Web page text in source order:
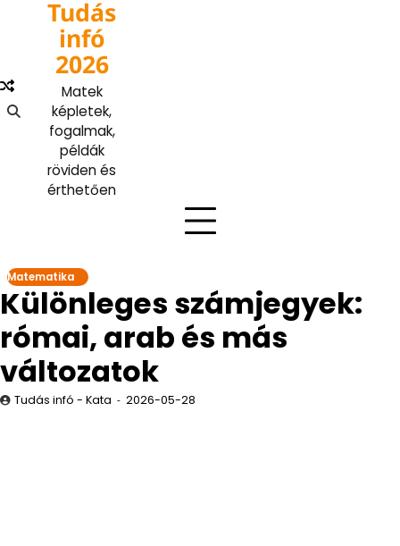
Tudás
infó
2026
Matek
képletek,
fogalmak,
példák
röviden és
érthetően
Matematika
Különleges számjegyek:
római, arab és más
változatok
Tudás infó - Kata 2026-05-28